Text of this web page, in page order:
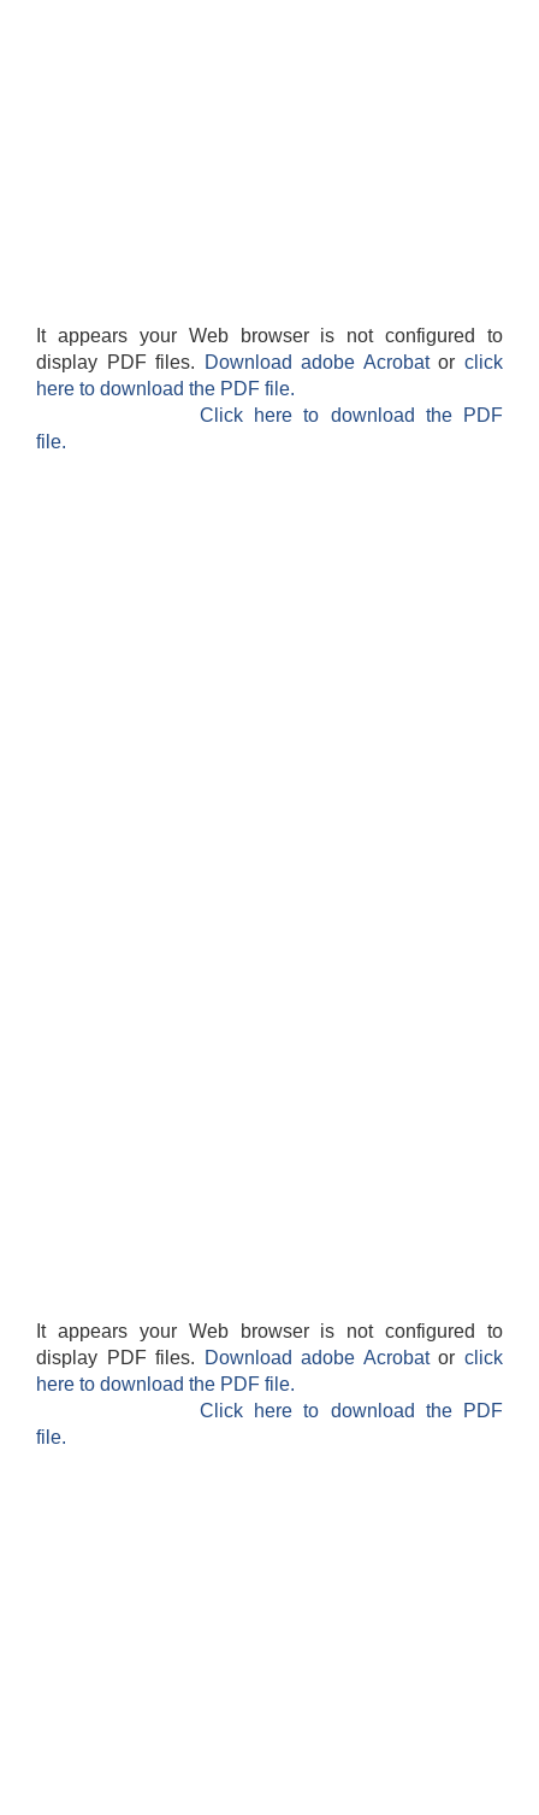
It appears your Web browser is not configured to
display PDF files.
Download adobe Acrobatorclick
here to download the PDF file.
Click here to download the PDF
file.
It appears your Web browser is not configured to
display PDF files.
Download adobe Acrobatorclick
here to download the PDF file.
Click here to download the PDF
file.